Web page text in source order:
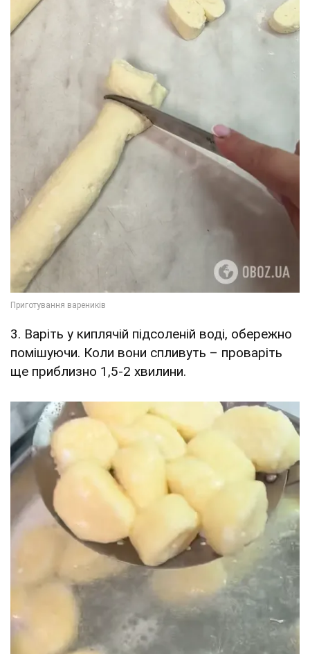
3. Варіть у киплячій підсоленій воді, обережно
помішуючи. Коли вони спливуть – проваріть
ще приблизно 1,5-2 хвилини.